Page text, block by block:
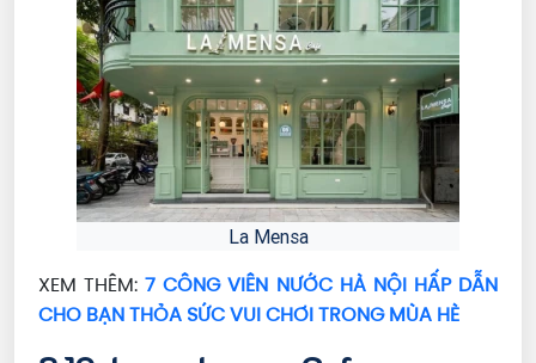
La Mensa
XEM THÊM:7 CÔNG VIÊN NƯỚC HÀ NỘI HẤP DẪN
CHO BẠN THỎA SỨC VUI CHƠI TRONG MÙA HÈ